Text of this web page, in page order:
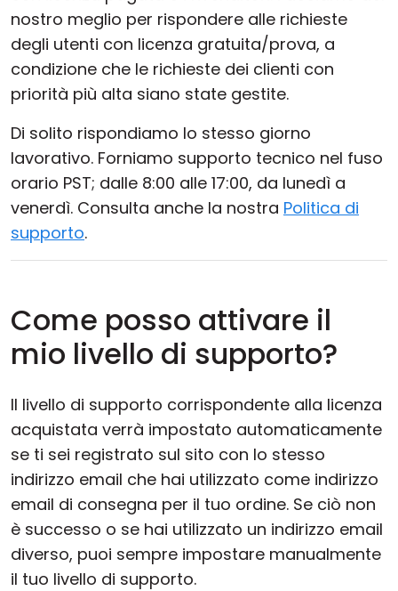
nostro meglio per rispondere alle richieste
degli utenti con licenza gratuita/prova, a
condizione che le richieste dei clienti con
priorità più alta siano state gestite.
Di solito rispondiamo lo stesso giorno
lavorativo. Forniamo supporto tecnico nel fuso
orario PST; dalle 8:00 alle 17:00, da lunedì a
venerdì. Consulta anche la nostra Politica di
supporto.
Come posso attivare il
mio livello di supporto?
Il livello di supporto corrispondente alla licenza
acquistata verrà impostato automaticamente
se ti sei registrato sul sito con lo stesso
indirizzo email che hai utilizzato come indirizzo
email di consegna per il tuo ordine. Se ciò non
è successo o se hai utilizzato un indirizzo email
diverso, puoi sempre impostare manualmente
il tuo livello di supporto.